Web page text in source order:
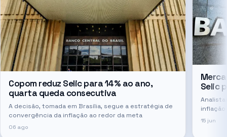
Copom reduz Selic para 14% ao ano,
quarta queda consecutiva
A decisão, tomada em Brasília, segue a estratégia de
convergência da inflação ao redor da meta
06 ago
Selic
inflação
tempo
15 jun